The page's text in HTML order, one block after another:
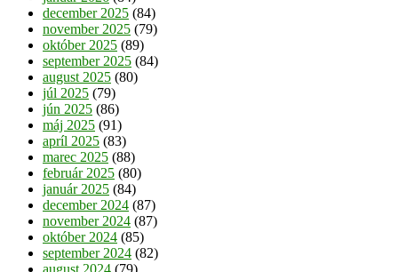
december 2025 (84)
november 2025 (79)
október 2025 (89)
september 2025 (84)
august 2025 (80)
júl 2025 (79)
jún 2025 (86)
máj 2025 (91)
apríl 2025 (83)
marec 2025 (88)
február 2025 (80)
január 2025 (84)
december 2024 (87)
november 2024 (87)
október 2024 (85)
september 2024 (82)
august 2024 (79)